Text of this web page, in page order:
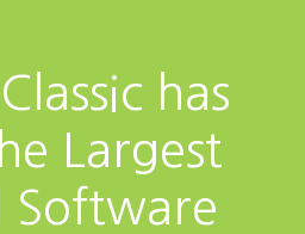
has
Largest
Software